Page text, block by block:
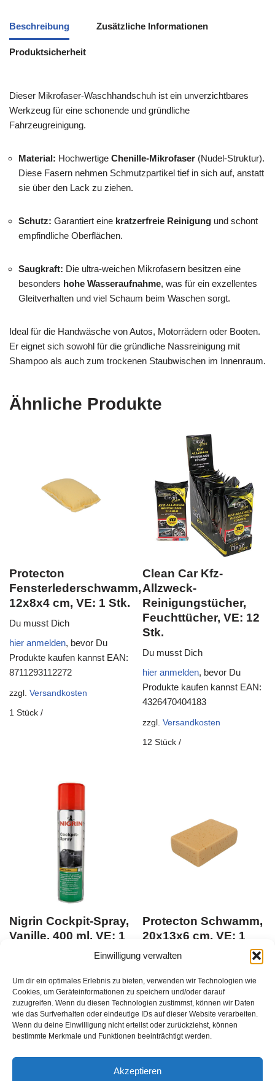
Einwilligung verwalten
Um dir ein optimales Erlebnis zu bieten, verwenden wir Technologien wie
Cookies, um Geräteinformationen zu speichern und/oder darauf
zuzugreifen. Wenn du diesen Technologien zustimmst, können wir Daten
wie das Surfverhalten oder eindeutige IDs auf dieser Website verarbeiten.
Wenn du deine Einwilligung nicht erteilst oder zurückziehst, können
bestimmte Merkmale und Funktionen beeinträchtigt werden.
Akzeptieren
Beschreibung Zusätzliche Informationen
Produktsicherheit
Dieser Mikrofaser-Waschhandschuh ist ein unverzichtbares
Werkzeug für eine schonende und gründliche
Fahrzeugreinigung.
Material: Hochwertige Chenille-Mikrofaser (Nudel-Struktur).
Diese Fasern nehmen Schmutzpartikel tief in sich auf, anstatt
sie über den Lack zu ziehen.
Schutz: Garantiert eine kratzerfreie Reinigung und schont
empfindliche Oberflächen.
Saugkraft: Die ultra-weichen Mikrofasern besitzen eine
besonders hohe Wasseraufnahme, was für ein exzellentes
Gleitverhalten und viel Schaum beim Waschen sorgt.
Ideal für die Handwäsche von Autos, Motorrädern oder Booten.
Er eignet sich sowohl für die gründliche Nassreinigung mit
Shampoo als auch zum trockenen Staubwischen im Innenraum.
Ähnliche Produkte
Protecton
Fensterlederschwamm,
12x8x4 cm, VE: 1 Stk.
Du musst Dich
hier anmelden, bevor Du
Produkte kaufen kannst EAN:
8711293112272
zzgl. Versandkosten
1 Stück /
Clean Car Kfz-
Allzweck-
Reinigungstücher,
Feuchttücher, VE: 12
Stk.
Du musst Dich
hier anmelden, bevor Du
Produkte kaufen kannst EAN:
4326470404183
zzgl.Versandkosten
12Stück /
Nigrin Cockpit-Spray,
Vanille, 400 ml, VE: 1
hier anmelden, bevor Du
Produkte kaufen kannstEAN:
4008153740626
zzgl.Versandkosten
Protecton Schwamm,
20x13x6 cm, VE: 1
hier anmelden, bevor Du
Produkte kaufen kannstEAN:
8711293112319
zzgl.Versandkosten